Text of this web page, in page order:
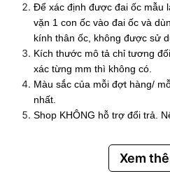
Để xác định được đai ốc mẫu
vặn 1 con ốc vào đai ốc và
kính thân ốc, không được sử
Kích thước mô tả chỉ tương
xác từng mm thì không có.
Màu sắc của mỗi đợt hàng/
nhất.
Shop KHÔNG hỗ trợ đổi trả.
Xem